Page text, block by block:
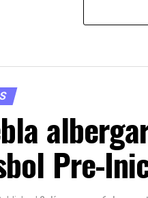
Pre-